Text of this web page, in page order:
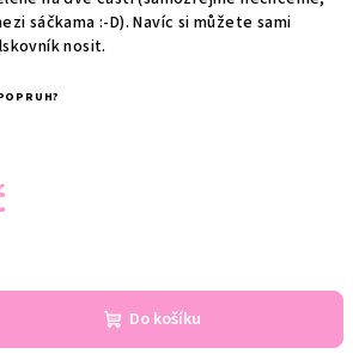
sáčkama :-D). Navíc si můžete sami
nosit.
Do košíku